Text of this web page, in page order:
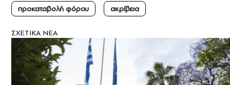
προκαταβολή φόρου ακρίβεια
ΣXETIKA NEA